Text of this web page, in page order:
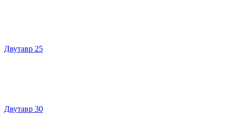
Двутавр 25
Двутавр 30